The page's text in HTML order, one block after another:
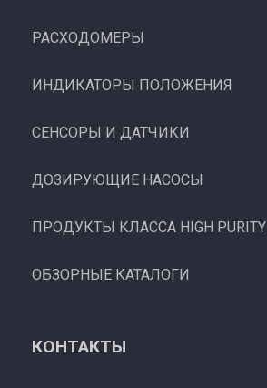
РАСХОДОМЕРЫ
ИНДИКАТОРЫ ПОЛОЖЕНИЯ
СЕНСОРЫ И ДАТЧИКИ
ДОЗИРУЮЩИЕ НАСОСЫ
ПРОДУКТЫ КЛАССА HIGH PURITY
ОБЗОРНЫЕ КАТАЛОГИ
КОНТАКТЫ